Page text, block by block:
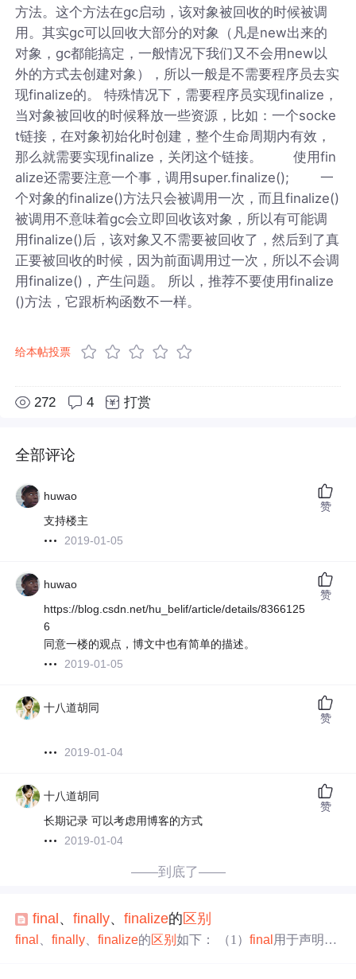
方法。这个方法在gc启动，该对象被回收的时候被调
用。其实gc可以回收大部分的对象（凡是new出来的
对象，gc都能搞定，一般情况下我们又不会用new以
外的方式去创建对象），所以一般是不需要程序员去实
现finalize的。 特殊情况下，需要程序员实现finalize，
当对象被回收的时候释放一些资源，比如：一个socke
t链接，在对象初始化时创建，整个生命周期内有效，
那么就需要实现finalize，关闭这个链接。 使用fin
alize还需要注意一个事，调用super.finalize(); 一
个对象的finalize()方法只会被调用一次，而且finalize()
被调用不意味着gc会立即回收该对象，所以有可能调
用finalize()后，该对象又不需要被回收了，然后到了真
正要被回收的时候，因为前面调用过一次，所以不会调
用finalize()，产生问题。 所以，推荐不要使用finalize
()方法，它跟析构函数不一样。
给本帖投票
272 4 打赏
全部评论
huwao
支持楼主
2019-01-05
赞
huwao
https://blog.csdn.net/hu_belif/article/details/8366125
6
同意一楼的观点，博文中也有简单的描述。
2019-01-05
赞
十八道胡同
2019-01-04
赞
十八道胡同
长期记录 可以考虑用博客的方式
2019-01-04
赞
——到底了——
final 、final ly、final ize的 区别
final 、final ly 、final ize的区别 如下： （1）final 用于声明属